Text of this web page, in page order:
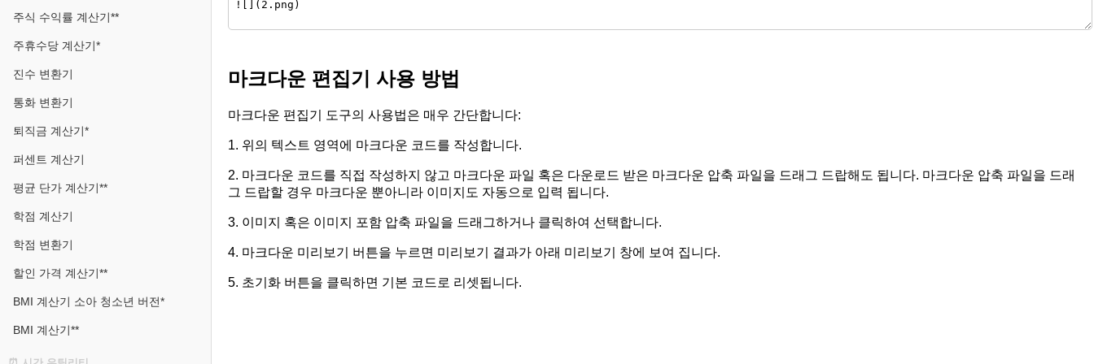
주식 수익률 계산기**
주휴수당 계산기*
진수 변환기
통화 변환기
퇴직금 계산기*
퍼센트 계산기
평균 단가 계산기**
학점 계산기
학점 변환기
할인 가격 계산기**
BMI 계산기 소아 청소년 버전*
BMI 계산기**
마크다운 편집기 사용 방법
마크다운 편집기 도구의 사용법은 매우 간단합니다:
1. 위의 텍스트 영역에 마크다운 코드를 작성합니다.
2. 마크다운 코드를 직접 작성하지 않고 마크다운 파일 혹은 다운로드 받은 마크다운 압축 파일을 드래그 드랍해도 됩니다. 마크다운 압축 파일을 드래
그 드랍할 경우 마크다운 뿐아니라 이미지도 자동으로 입력 됩니다.
3. 이미지 혹은 이미지 포함 압축 파일을 드래그하거나 클릭하여 선택합니다.
4. 마크다운 미리보기 버튼을 누르면 미리보기 결과가 아래 미리보기 창에 보여 집니다.
5. 초기화 버튼을 클릭하면 기본 코드로 리셋됩니다.